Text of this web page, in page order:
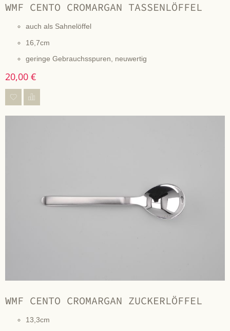
WMF CENTO CROMARGAN TASSENLÖFFEL
auch als Sahnelöffel
16,7cm
geringe Gebrauchsspuren, neuwertig
20,00 €
WMF CENTO CROMARGAN ZUCKERLÖFFEL
13,3cm